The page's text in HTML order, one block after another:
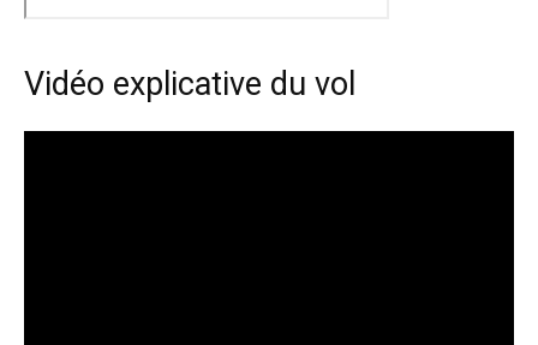
Vidéo explicative du vol